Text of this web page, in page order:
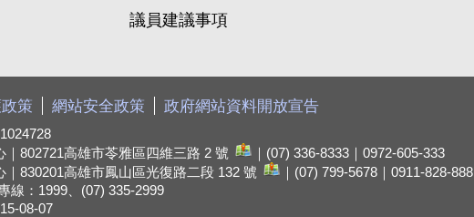
議員建議事項
策 網站安全政策 政府網站資料開放宣告
｜802721高雄市苓雅區四維三路 2 號
｜(07) 336-8333｜0972-605-333
｜830201高雄市鳳山區光復路二段 132 號
｜(07) 799-5678｜0911-828-888
線：1999、(07) 335-2999
08-07